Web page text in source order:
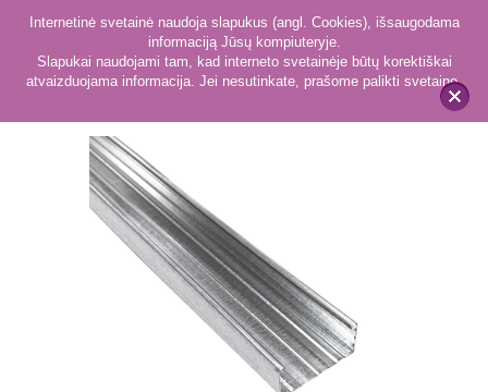
x
Internetinė svetainė naudoja slapukus (angl. Cookies), išsaugodama
informaciją Jūsų kompiuteryje.
Slapukai naudojami tam, kad interneto svetainėje būtų korektiškai
atvaizduojama informacija. Jei nesutinkate, prašome palikti svetainę.
GKP profiliai 51